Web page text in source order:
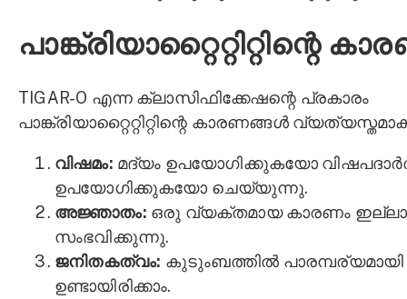
പാങ്ക്രിയാറ്റൈറ്റിറ്റിന്റെ
TIGAR-O എന്ന ക്ലാസിഫിക്കേഷന്റെ പ്രകാരം
പാങ്ക്രിയാറ്റൈറ്റിറ്റിന്റെ കാരണങ്ങൾ
വിഷമം: മദ്യം ഉപയോഗിക്കുകയോ
ഉപയോഗിക്കുകയോ ചെയ്യുന്നു.
അജ്ഞാതം: ഒരു വ്യക്തമായ കാരണം
സംഭവിക്കുന്നു.
ജനിതകത്വം: കുടുംബത്തിൽ പാരമ്പര്യമായി
ഉണ്ടായിരിക്കാം.